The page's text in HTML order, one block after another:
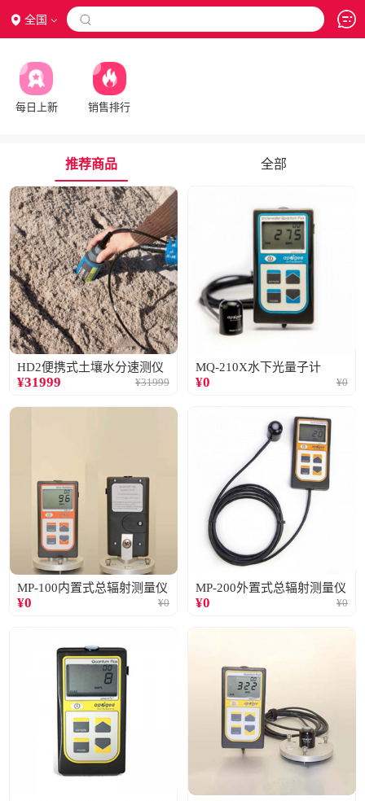
全国 
每日上新 销售排行
推荐商品 全部
HD2便携式土壤水分速测仪
¥31999 ¥31999
MQ-210X水下光量子计
¥0 ¥0
MP-100内置式总辐射测量仪
¥0 ¥0
MP-200外置式总辐射测量仪
¥0 ¥0